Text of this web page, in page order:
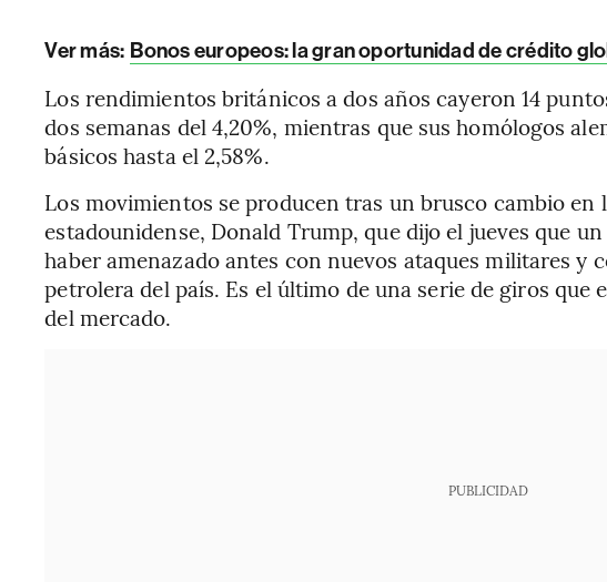
Ver más: Bonos europeos: la gran oportunidad de crédito
Los rendimientos británicos a dos años cayeron 14
dos semanas del 4,20%, mientras que sus homólogos
básicos hasta el 2,58%.
Los movimientos se producen tras un brusco cambio
estadounidense, Donald Trump, que dijo el jueves que
haber amenazado antes con nuevos ataques militares y
petrolera del país. Es el último de una serie de giros que
del mercado.
PUBLICIDAD